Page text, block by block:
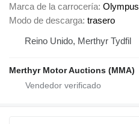
Marca de la carrocería Olympus
Modo de descarga trasero
Reino Unido, Merthyr Tydfil
Merthyr Motor Auctions (MMA)